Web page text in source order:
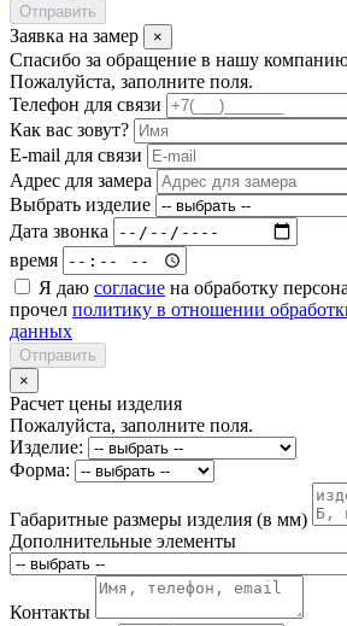
Отправить
Заявка на замер ×
Спасибо за обращение в нашу
Пожалуйста, заполните поля.
Телефон для связи
Как вас зовут?
E-mail для связи
Адрес для замера
Выбрать изделие
Дата звонка
время
Я даю согласие на обработку
прочел политику в отношении
данных
Отправить
×
Расчет цены изделия
Пожалуйста, заполните поля.
Изделие:
Форма:
Габаритные размеры изделия (в мм)
Дополнительные элементы
Контакты